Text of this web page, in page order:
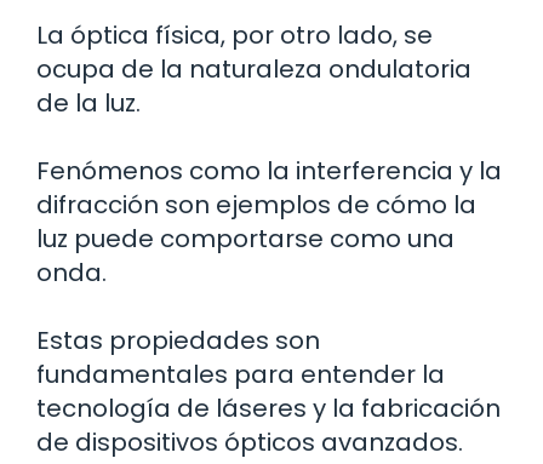
La óptica física, por otro lado, se
ocupa de la naturaleza ondulatoria
de la luz.
Fenómenos como la interferencia y la
difracción son ejemplos de cómo la
luz puede comportarse como una
onda.
Estas propiedades son
fundamentales para entender la
tecnología de láseres y la fabricación
de dispositivos ópticos avanzados.